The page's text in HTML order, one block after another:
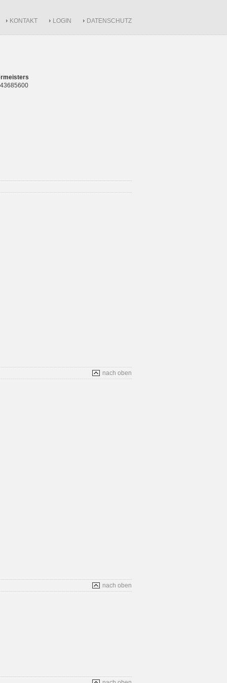
KONTAKT LOGIN DATENSCHUTZ
nach oben
nach oben